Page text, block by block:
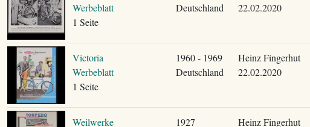
Werbeblatt
1 Seite
Deutschland
22.02.2020
Victoria
Werbeblatt
1 Seite
1960 - 1969
Deutschland
Heinz Fingerhut
22.02.2020
Weilwerke
1927
Heinz Fingerhut